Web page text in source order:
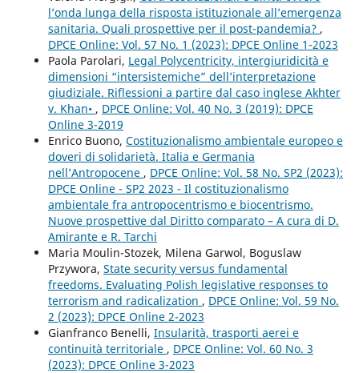
l’onda lunga della risposta istituzionale all’emergenza
sanitaria. Quali prospettive per il post-pandemia? ,
DPCE Online: Vol. 57 No. 1 (2023): DPCE Online 1-2023
Paola Parolari, Legal Polycentricity, intergiuridicità e
dimensioni “intersistemiche” dell’interpretazione
giudiziale. Riflessioni a partire dal caso inglese Akhter
v. Khan• , DPCE Online: Vol. 40 No. 3 (2019): DPCE
Online 3-2019
Enrico Buono, Costituzionalismo ambientale europeo e
doveri di solidarietà. Italia e Germania
nell’Antropocene , DPCE Online: Vol. 58 No. SP2 (2023):
DPCE Online - SP2 2023 - Il costituzionalismo
ambientale fra antropocentrismo e biocentrismo.
Nuove prospettive dal Diritto comparato – A cura di D.
Amirante e R. Tarchi
Maria Moulin-Stozek, Milena Garwol, Boguslaw
Przywora, State security versus fundamental
freedoms. Evaluating Polish legislative responses to
terrorism and radicalization , DPCE Online: Vol. 59 No.
2 (2023): DPCE Online 2-2023
Gianfranco Benelli, Insularità, trasporti aerei e
continuità territoriale , DPCE Online: Vol. 60 No. 3
(2023): DPCE Online 3-2023